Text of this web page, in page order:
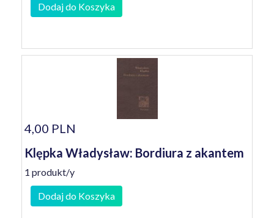
Dodaj do Koszyka
4,00 PLN
Klępka Władysław: Bordiura z akantem
1 produkt/y
Dodaj do Koszyka